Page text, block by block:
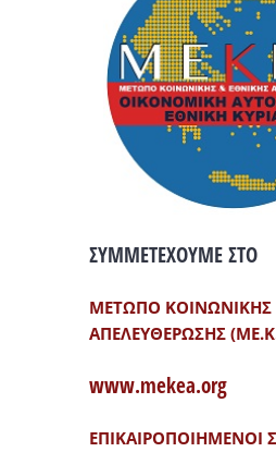
ΣΥΜΜΕΤΕΧΟΥΜΕ ΣΤΟ
ΜΕΤΩΠΟ ΚΟΙΝΩΝΙΚΗΣ
ΑΠΕΛΕΥΘΕΡΩΣΗΣ
www.mekea.org
ΕΠΙΚΑΙΡΟΠΟΙΗΜΕΝΟΙ